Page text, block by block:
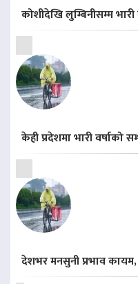
कोशीदेखि लुम्बिनीसम्म
केही प्रदेशमा भारी वर्षाको
देशभर मनसुनी प्रभाव कायम,